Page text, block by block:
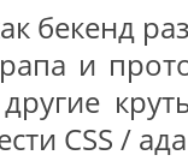
бекенд
и
CSS /